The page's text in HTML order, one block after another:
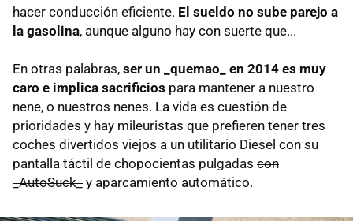
hacer conducción eficiente. El sueldo no sube parejo a
la gasolina, aunque alguno hay con suerte que...
En otras palabras, ser un _quemao_ en 2014 es muy
caro e implica sacrificios para mantener a nuestro
nene, o nuestros nenes. La vida es cuestión de
prioridades y hay mileuristas que prefieren tener tres
coches divertidos viejos a un utilitario Diesel con su
pantalla táctil de chopocientas pulgadas con
_AutoSuck_ y aparcamiento automático.